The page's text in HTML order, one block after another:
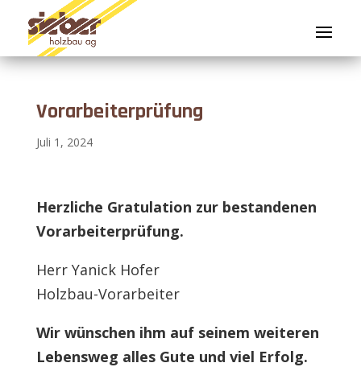
Vorarbeiterprüfung
Juli 1, 2024
Herzliche Gratulation zur bestandenen
Vorarbeiterprüfung.
Herr Yanick Hofer
Holzbau-Vorarbeiter
Wir wünschen ihm auf seinem weiteren
Lebensweg alles Gute und viel Erfolg.